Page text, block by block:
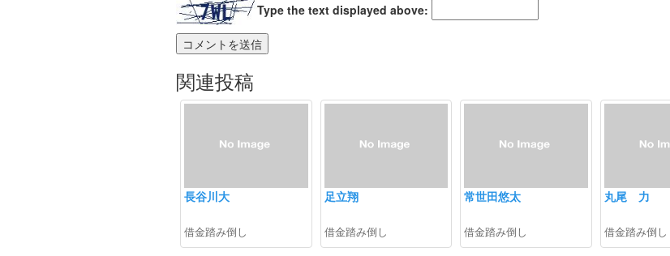
Type the text displayed above:
関連投稿
長谷川大
借金踏み倒し
足立翔
借金踏み倒し
常世田悠太
借金踏み倒し
丸尾 力
借金踏み倒し